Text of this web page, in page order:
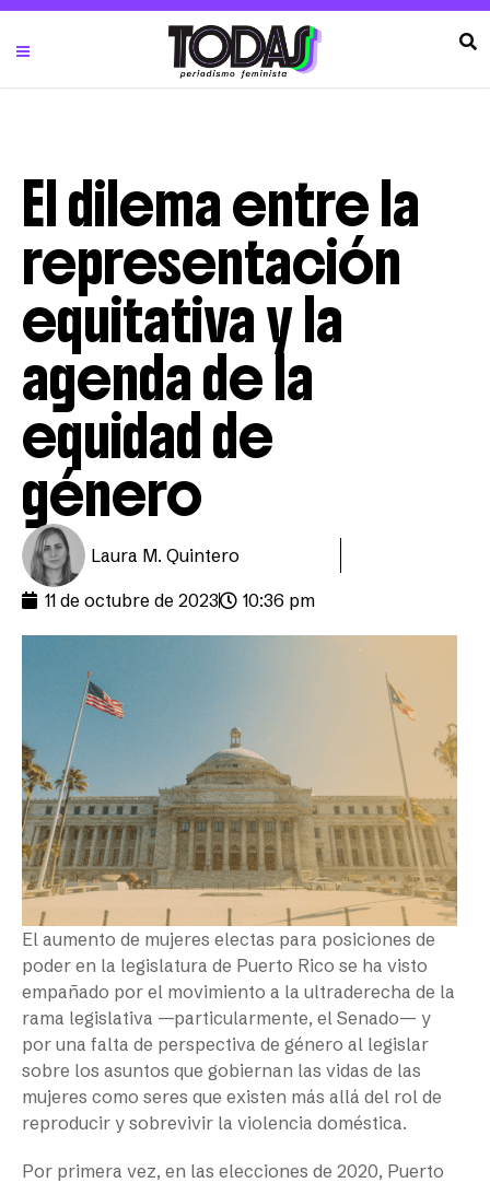
El dilema entre la
representación
equitativa y la
agenda de la
equidad de
género
Laura M. Quintero
11 de octubre de 2023 10:36 pm
El aumento de mujeres electas para posiciones de
poder en la legislatura de Puerto Rico se ha visto
empañado por el movimiento a la ultraderecha de la
rama legislativa —particularmente, el Senado— y
por una falta de perspectiva de género al legislar
sobre los asuntos que gobiernan las vidas de las
mujeres como seres que existen más allá del rol de
reproducir y sobrevivir la violencia doméstica.
Por primera vez, en las elecciones de 2020, Puerto